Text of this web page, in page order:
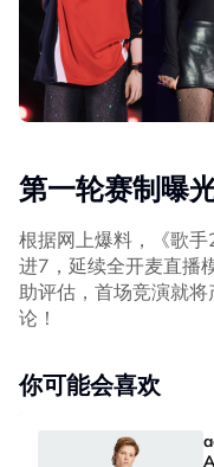
第一轮赛制曝
根据网上爆料，《歌
进7，延续全开麦直播
助评估，首场竞演就
论！
你可能会喜欢